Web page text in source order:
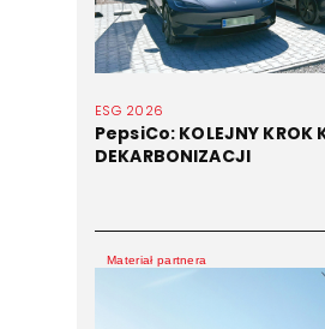
ESG 2026
PepsiCo: KOLEJNY KROK
DEKARBONIZACJI
Materiał partnera